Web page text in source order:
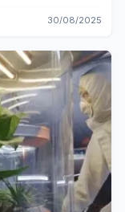
30/08/2025